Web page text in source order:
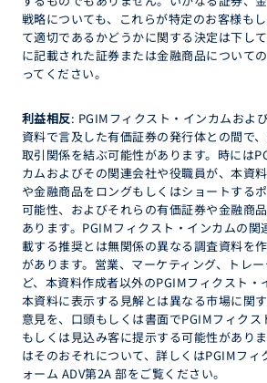
戦略についても、これらが特定のお客様も
て適切であるかどうかに関する決定は下し
に記載された証券または金融商品について
ってください。
利益相反: PGIMフィクスト・インカムおよ
資料で言及した有価証券の発行体との間で
取引関係を結ぶ可能性があります。時には
カムおよびその関連会社や役職員が、本資
や金融商品をロングもしくはショートする
可能性、およびそれらの有価証券や金融商
あります。PGIMフィクスト・インカムの
載する推奨とは無関係の異なる調査資料を
があります。営業、マーケティング、トレ
ど、本資料作成者以外のPGIMフィクスト・
本資料に表示する見解とは異なる市場に関
意見を、口頭もしくは書面でPGIMフィク
もしくは見込み客に提示する可能性があり
はそのおそれについて、詳しくはPGIMフィ
ォーム ADV第2A 部をご覧ください。